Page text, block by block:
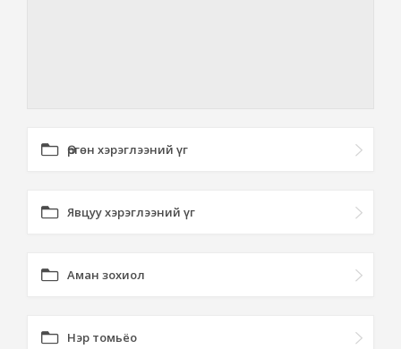
Өргөн хэрэглээний үг
Явцуу хэрэглээний үг
Аман зохиол
Нэр томьёо